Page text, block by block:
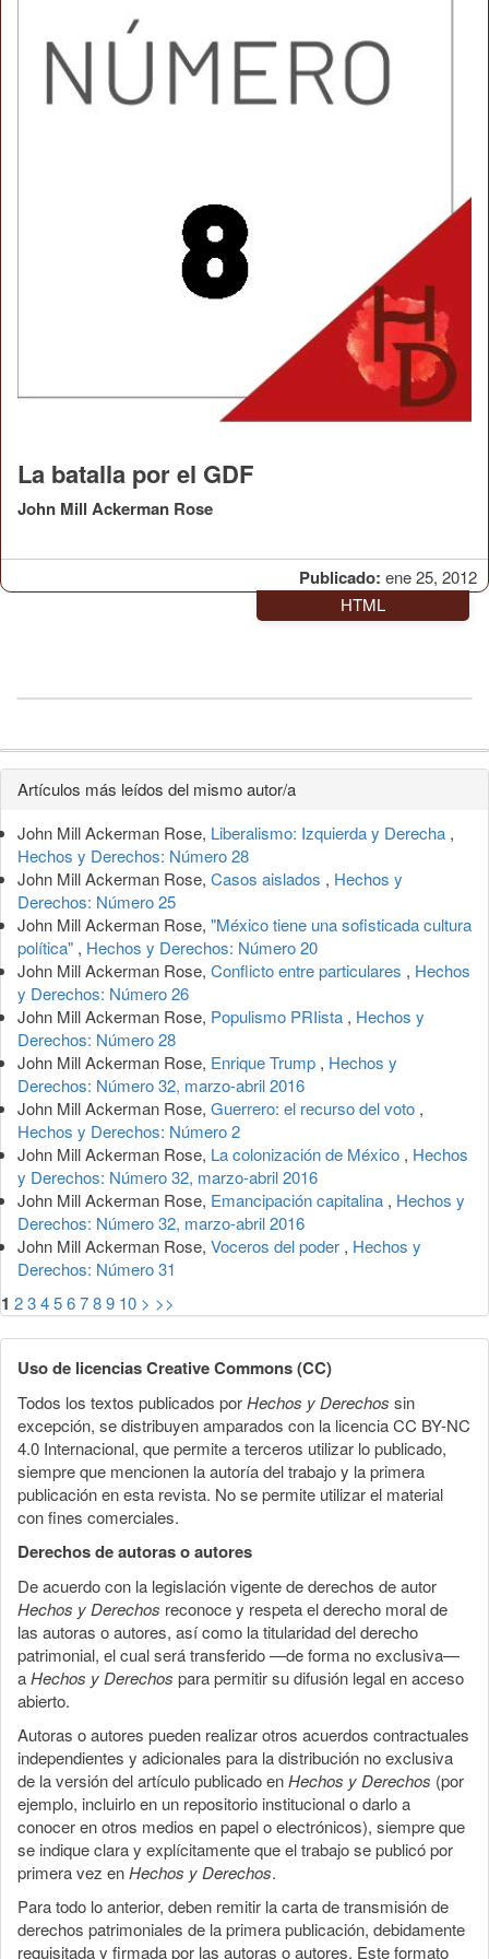
Publicado: ene 25, 2012
La batalla por el GDF
John Mill Ackerman Rose
HTML
Detalles
del
artículo
Artículos más leídos del mismo autor/a
John Mill Ackerman Rose, Liberalismo: Izquierda y Derecha ,
Hechos y Derechos: Número 28
John Mill Ackerman Rose, Casos aislados , Hechos y
Derechos: Número 25
John Mill Ackerman Rose, "México tiene una sofisticada cultura
política" , Hechos y Derechos: Número 20
John Mill Ackerman Rose, Conflicto entre particulares , Hechos
y Derechos: Número 26
John Mill Ackerman Rose, Populismo PRIista , Hechos y
Derechos: Número 28
John Mill Ackerman Rose, Enrique Trump , Hechos y
Derechos: Número 32, marzo-abril 2016
John Mill Ackerman Rose, Guerrero: el recurso del voto ,
Hechos y Derechos: Número 2
John Mill Ackerman Rose, La colonización de México , Hechos
y Derechos: Número 32, marzo-abril 2016
John Mill Ackerman Rose, Emancipación capitalina , Hechos y
Derechos: Número 32, marzo-abril 2016
John Mill Ackerman Rose, Voceros del poder , Hechos y
Derechos: Número 31
1 23456789 10 > >>
Uso de licencias Creative Commons (CC)
Todos los textos publicados porHechos y Derechos sin
excepción, se distribuyen amparados con la licencia CC BY-NC
4.0 Internacional, que permite a terceros utilizar lo publicado,
siempre que mencionen la autoría del trabajo y la primera
publicación en esta revista. No se permite utilizar el material
con fines comerciales.
Derechos de autoras o autores
De acuerdo con la legislación vigente de derechos de autor
Hechos y Derechos reconoce y respeta el derecho moral de
las autoras o autores, así como la titularidad del derecho
patrimonial, el cual será transferido —de forma no exclusiva—
aHechos y Derechos para permitir su difusión legal en acceso
abierto.
Autoras o autores pueden realizar otros acuerdos contractuales
independientes y adicionales para la distribución no exclusiva
de la versión del artículo publicado enHechos y Derechos (por
ejemplo, incluirlo en un repositorio institucional o darlo a
conocer en otros medios en papel o electrónicos), siempre que
se indique clara y explícitamente que el trabajo se publicó por
primera vez enHechos y Derechos.
Para todo lo anterior, deben remitir la carta de transmisión de
derechos patrimoniales de la primera publicación, debidamente
requisitada y firmada por las autoras o autores. Este formato